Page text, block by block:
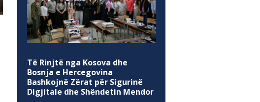
Të Rinjtë nga Kosova dhe
Bosnja e Hercegovina
Bashkojnë Zërat për Sigurinë
Digjitale dhe Shëndetin Mendor